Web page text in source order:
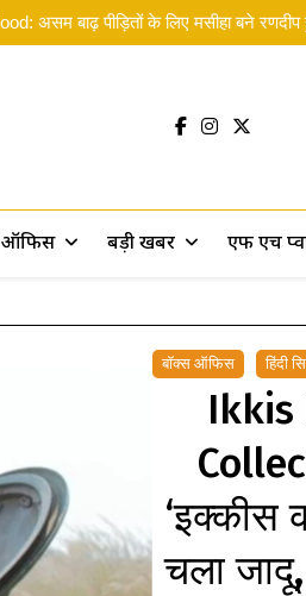
असम बाढ़ पीड़ितों के लिए मसीहा बने रणदीप
पर 10 फिल्में बन सकती थीं’… दिवाली
‘रामायण पर 10 फिल्में बन सकती थीं’… दिवाली
ऑफिस बड़ी खबर एफ एच
बॉक्स ऑफिस हिंदी
Ikkis
‘इक्कीस
चला